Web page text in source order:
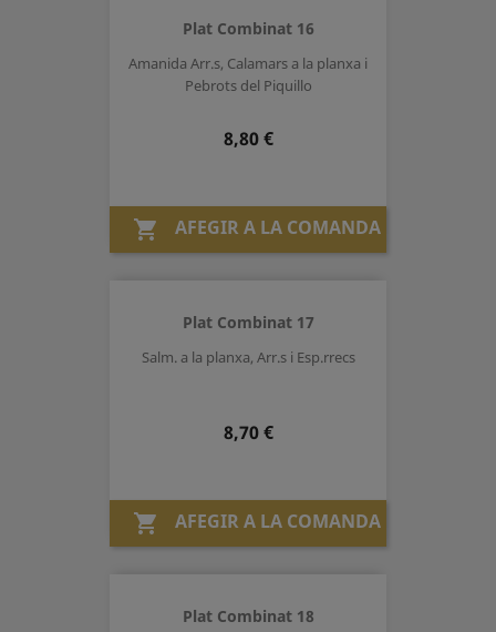
Plat Combinat 16
Amanida Arr.s, Calamars a la planxa i
Pebrots del Piquillo
Preu
8,80 €
 AFEGIR A LA COMANDA
Plat Combinat 17
Salm. a la planxa, Arr.s i Esp.rrecs
Preu
8,70 €
 AFEGIR A LA COMANDA
Plat Combinat 18